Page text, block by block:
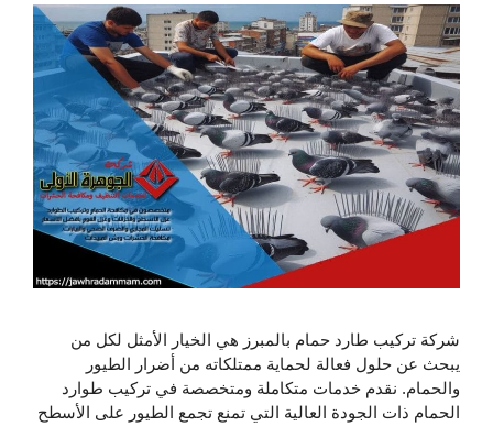
شركة تركيب طارد حمام بالمبرز هي الخيار الأمثل لكل من
يبحث عن حلول فعالة لحماية ممتلكاته من أضرار الطيور
والحمام. نقدم خدمات متكاملة ومتخصصة في تركيب طوارد
الحمام ذات الجودة العالية التي تمنع تجمع الطيور على الأسطح